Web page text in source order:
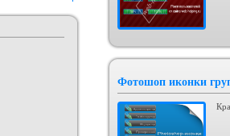
Фотошоп иконки